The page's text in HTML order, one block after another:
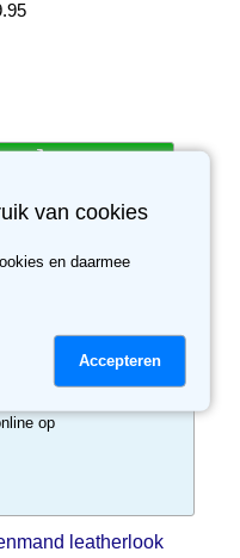
terug.
op
leatherlook
van cookies
en daarmee
Accepteren